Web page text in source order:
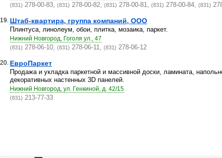
(831) 278-00-83, (831) 278-00-82, (831) 278-00-81, (831) 278-00-84, (831)
19. Штаб-квартира, группа компаний, ООО
Плинтуса, линолеум, обои, плитка, мозаика, паркет.
Нижний Новгород, Гоголя ул., 47
(831) 278-06-10, (831) 278-06-11, (831) 278-06-12
20. ЕвроПаркет
Продажа и укладка паркетной и массивной доски, ламината,
декоративных настенных 3D панелей.
Нижний Новгород, ул. Генкиной, д. 42/15
(831) 213-77-33